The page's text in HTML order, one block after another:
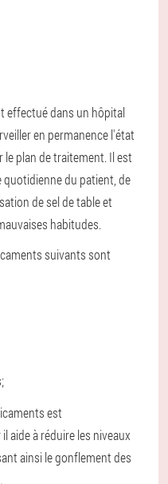
effectué dans un hôpital
en permanence l'état
plan de traitement. Il est
du patient, de
de sel de table et
habitudes.
suivants sont
est
aide à réduire les niveaux
ainsi le gonflement des